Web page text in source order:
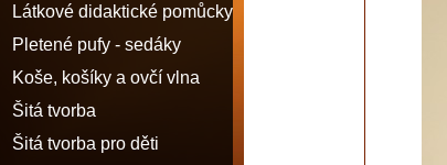
Látkové didaktické pomůcky
Pletené pufy - sedáky
Koše, košíky a ovčí vlna
Šitá tvorba
Šitá tvorba pro děti